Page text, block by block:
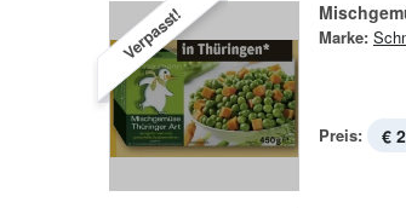
Verpasst! Marke:
Preis: €